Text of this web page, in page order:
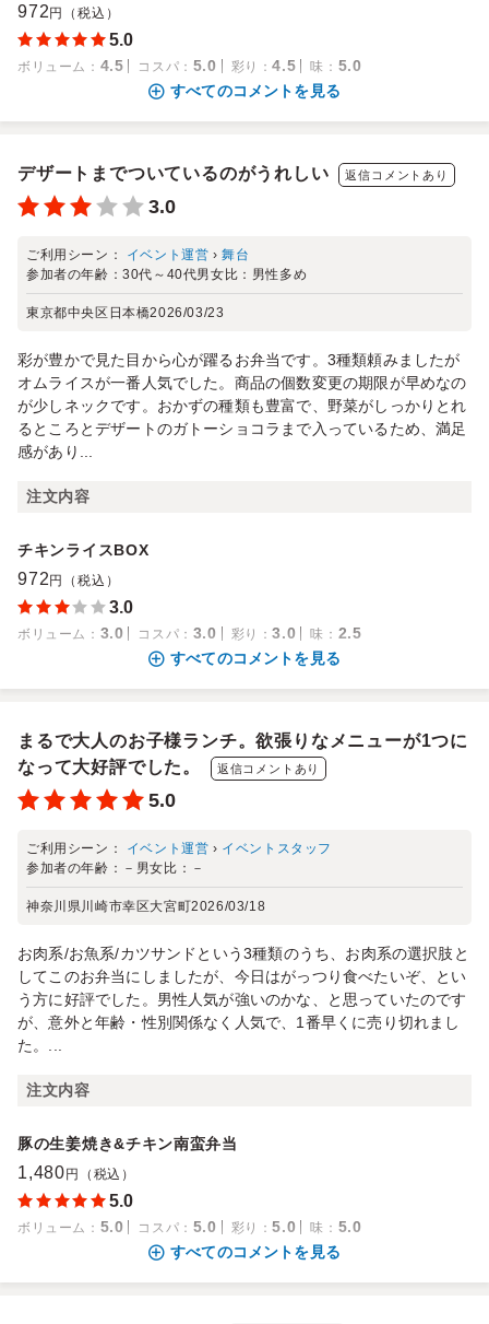
972 円（税込）
5.0
ボリューム ： 4.5 コスパ ： 5.0 彩り ：4.5 味 ： 5.0
すべてのコメントを見る
デザートまでついているのがうれしい 返信コメントあり
3.0
ご利用シーン： イベント運営 ›舞台
参加者の年齢：30代～40代男女比： 男性多め
東京都中央区日本橋2026/03/23
彩が豊かで見た目から心が躍るお弁当です。3種類頼みましたが
オムライスが一番人気でした。商品の個数変更の期限が早めなの
が少しネックです。おかずの種類も豊富で、野菜がしっかりとれ
るところとデザートのガトーショコラまで入っているため、満足
感があり...
注文内容
チキンライスBOX
972 円（税込）
3.0
ボリューム ： 3.0 コスパ ： 3.0 彩り ：3.0 味 ： 2.5
すべてのコメントを見る
まるで大人のお子様ランチ。欲張りなメニューが1つに
なって大好評でした。
返信コメントあり
5.0
ご利用シーン： イベント運営 › イベントスタッフ
参加者の年齢： － 男女比： －
神奈川県川崎市幸区大宮町2026/03/18
お肉系/お魚系/カツサンドという3種類のうち、お肉系の選択肢と
してこのお弁当にしましたが、今日はがっつり食べたいぞ、とい
う方に好評でした。男性人気が強いのかな、と思っていたのです
が、意外と年齢・性別関係なく人気で、1番早くに売り切れまし
た。...
注文内容
豚の生姜焼き&チキン南蛮弁当
1,480 円（税込）
5.0
ボリューム ： 5.0 コスパ ： 5.0 彩り ：5.0 味 ： 5.0
すべてのコメントを見る